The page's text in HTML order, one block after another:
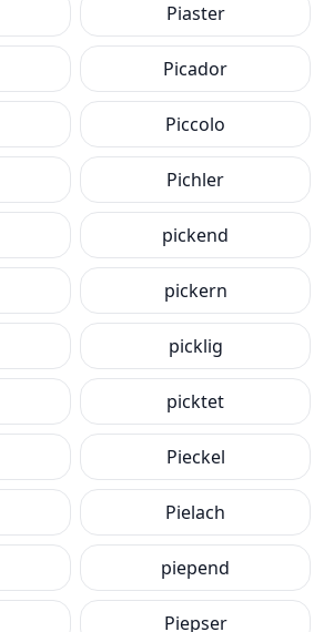
Piaster
Picador
Piccolo
Pichler
pickend
pickern
picklig
picktet
Pieckel
Pielach
piepend
Piepser